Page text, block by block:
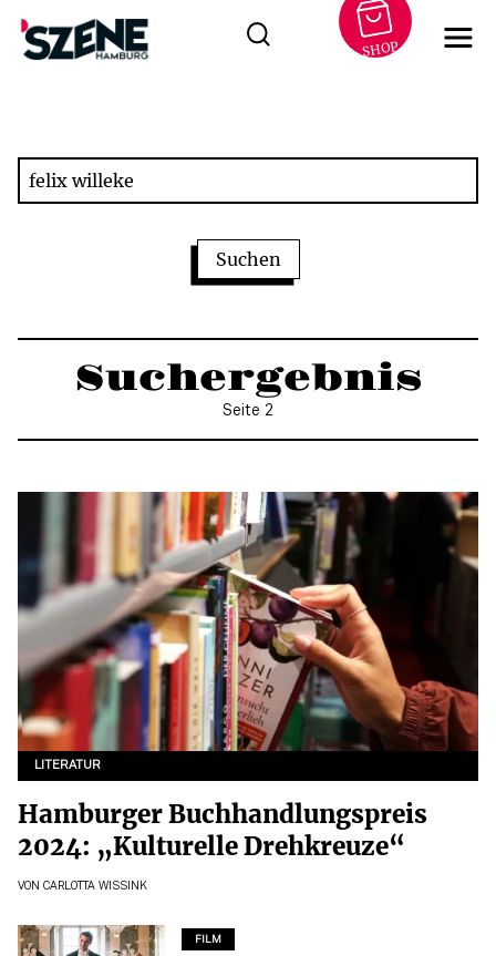
SHOP
Suchergebnis
Seite 2
LITERATUR
Hamburger Buchhandlungspreis
2024: „Kulturelle Drehkreuze“
VON CARLOTTA WISSINK
FILM